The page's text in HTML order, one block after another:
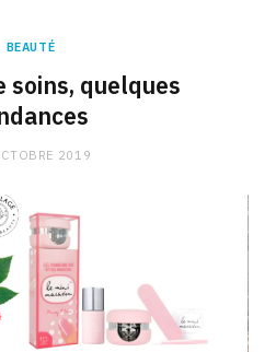
BEAUTÉ
soins, quelques
2019